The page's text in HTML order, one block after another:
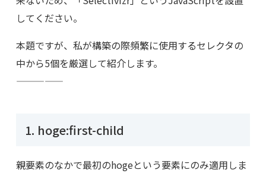
してください。
本題ですが、私が構築の際頻繁に使用するセレクタの
中から5個を厳選して紹介します。
—————
1. hoge:first-child
親要素のなかで最初のhogeという要素にのみ適用しま